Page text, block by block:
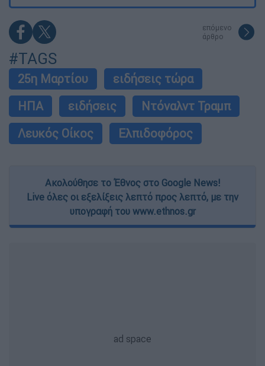
επόμενο
άρθρο
#TAGS
25η Μαρτίου
ειδήσεις τώρα
ΗΠΑ
ειδήσεις
Ντόναλντ Τραμπ
Λευκός Οίκος
Ελπιδοφόρος
Ακολούθησε το Έθνος στο Google News!
Live όλες οι εξελίξεις λεπτό προς λεπτό, με την
υπογραφή του www.ethnos.gr